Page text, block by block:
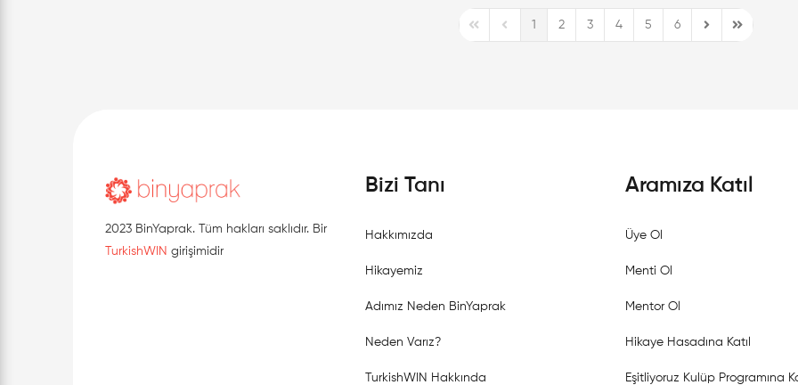
First PagePrevious Page
1 2 3 4 5 6
Next PageLast Page
2023 BinYaprak. Tüm hakları saklıdır. Bir
TurkishWIN girişimidir
Bizi Tanı
Hakkımızda
Hikayemiz
Adımız Neden BinYaprak
Neden Varız?
TurkishWIN Hakkında
Aramıza Katıl
Üye Ol
Menti Ol
Mentor Ol
Hikaye Hasadına Katıl
Eşitliyoruz Kulüp Programına